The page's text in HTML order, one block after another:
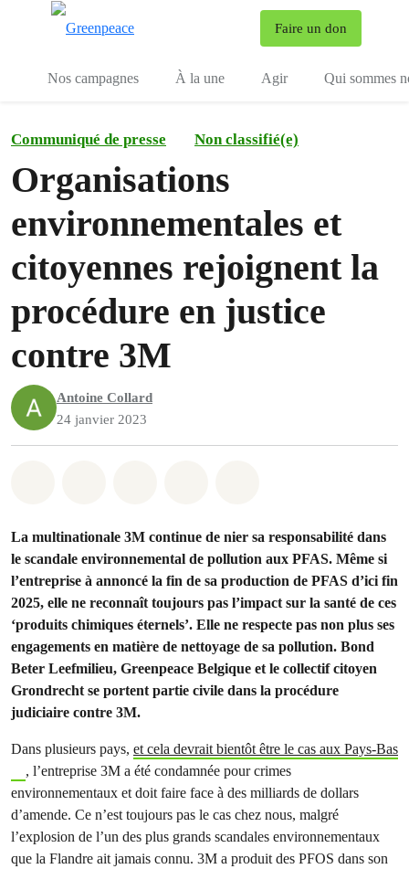
Faire un don
Nos campagnes À la une Agir Qui sommes
Communiqué de presse Non classifié(e)
Organisations
environnementales et
citoyennes rejoignent la
procédure en justice
contre 3M
Antoine Collard
24 janvier 2023
La multinationale 3M continue de nier sa responsabilité dans
le scandale environnemental de pollution aux PFAS. Même si
l’entreprise à annoncé la fin de sa production de PFAS d’ici fin
2025, elle ne reconnaît toujours pas l’impact sur la santé de ces
‘produits chimiques éternels’. Elle ne respecte pas non plus ses
engagements en matière de nettoyage de sa pollution. Bond
Beter Leefmilieu, Greenpeace Belgique et le collectif citoyen
Grondrecht se portent partie civile dans la procédure
judiciaire contre 3M.
Dans plusieurs pays, et cela devrait bientôt être le cas aux Pays-Bas
, l’entreprise 3M a été condamnée pour crimes
environnementaux et doit faire face à des milliards de dollars
d’amende. Ce n’est toujours pas le cas chez nous, malgré
l’explosion de l’un des plus grands scandales environnementaux
que la Flandre ait jamais connu. 3M a produit des PFOS dans son